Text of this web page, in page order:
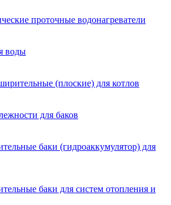
проточные водонагреватели
воды
(плоские) для котлов
для баков
баки (гидроаккумулятор) для
баки для систем отопления и